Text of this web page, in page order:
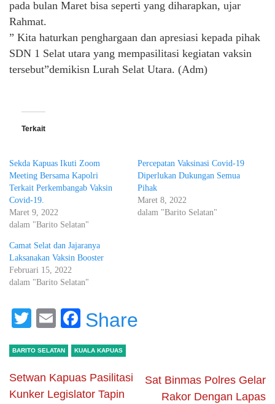
pada bulan Maret bisa seperti yang diharapkan, ujar
Rahmat.
” Kita haturkan penghargaan dan apresiasi kepada pihak
SDN 1 Selat utara yang mempasilitasi kegiatan vaksin
tersebut”demikisn Lurah Selat Utara. (Adm)
Terkait
Sekda Kapuas Ikuti Zoom
Meeting Bersama Kapolri
Terkait Perkembangab Vaksin
Covid-19.
Maret 9, 2022
dalam "Barito Selatan"
Percepatan Vaksinasi Covid-19
Diperlukan Dukungan Semua
Pihak
Maret 8, 2022
dalam "Barito Selatan"
Camat Selat dan Jajaranya
Laksanakan Vaksin Booster
Februari 15, 2022
dalam "Barito Selatan"
Twitter
EmailFacebook
Share
BARITO SELATAN KUALA KAPUAS
Setwan Kapuas Pasilitasi
Kunker Legislator Tapin
Sat Binmas Polres Gelar
Rakor Dengan Lapas